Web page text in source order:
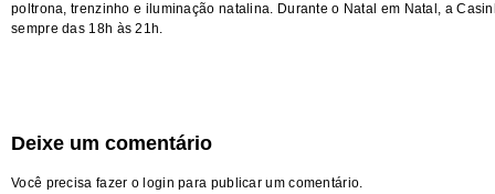
poltrona, trenzinho e iluminação natalina. Durante o Natal em Natal, a
sempre das 18h às 21h.
Deixe um comentário
Você precisa fazer o login para publicar um comentário.